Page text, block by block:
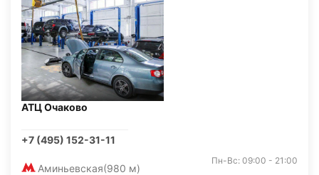
АТЦ Очаково
+7 (495) 152-31-11
Аминьевская(980 м)
Пн-Вс: 09:00 - 21:00